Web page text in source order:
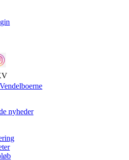
nyheder